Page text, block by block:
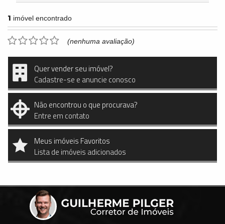
1 imóvel encontrado
(nenhuma avaliação)
Quer vender seu imóvel?
Cadastre-se e anuncie conosco
Não encontrou o que procurava?
Entre em contato
Meus imóveis Favoritos
Lista de imóveis adicionados